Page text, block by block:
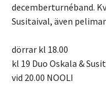
decemberturnéband.
Susitaival, även
dörrar kl 18.00
kl 19 Duo Oskala &
vid 20.00 NOOLI